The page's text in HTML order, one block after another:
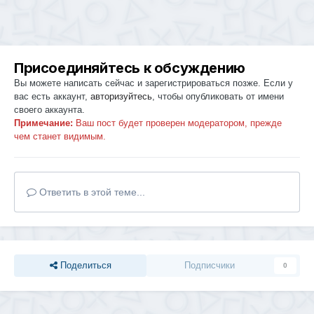
Присоединяйтесь к обсуждению
Вы можете написать сейчас и зарегистрироваться позже. Если у
вас есть аккаунт, авторизуйтесь, чтобы опубликовать от имени
своего аккаунта.
Примечание: Ваш пост будет проверен модератором, прежде
чем станет видимым.
Ответить в этой теме...
Поделиться Подписчики 0